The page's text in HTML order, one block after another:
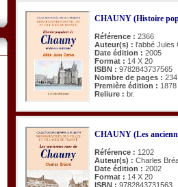
CHAUNY (Histoire
Référence : 2366
Auteur(s) : l'abbé Jules
Date édition : 2005
Format : 14 X 20
ISBN : 9782843737565
Nombre de pages : 234
Première édition : 1878
Reliure : br.
CHAUNY (Les
Référence : 1202
Auteur(s) : Charles
Date édition : 2002
Format : 14 X 20
ISBN : 9782843731563